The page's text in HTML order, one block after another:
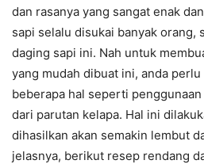
dan rasanya yang sangat enak
sapi selalu disukai banyak orang,
daging sapi ini. Nah untuk
yang mudah dibuat ini, anda
beberapa hal seperti
dari parutan kelapa. Hal ini
dihasilkan akan semakin lembut
jelasnya, berikut resep rendang